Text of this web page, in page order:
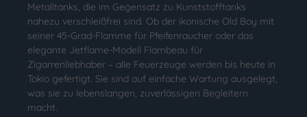
Metalltanks, die im Gegensatz zu Kunststofftanks
nahezu verschleißfrei sind. Ob der ikonische Old Boy mit
seiner 45-Grad-Flamme für Pfeifenraucher oder das
elegante Jetflame-Modell Flambeau für
Zigarrenliebhaber – alle Feuerzeuge werden bis heute in
Tokio gefertigt. Sie sind auf einfache Wartung ausgelegt,
was sie zu lebenslangen, zuverlässigen Begleitern
macht.